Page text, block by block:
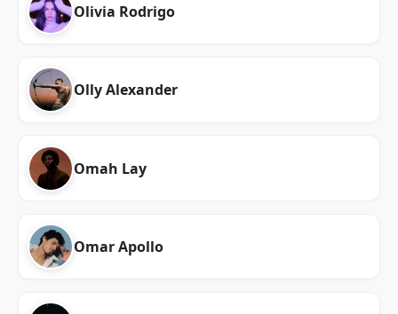
Olivia Rodrigo
Olly Alexander
Omah Lay
Omar Apollo